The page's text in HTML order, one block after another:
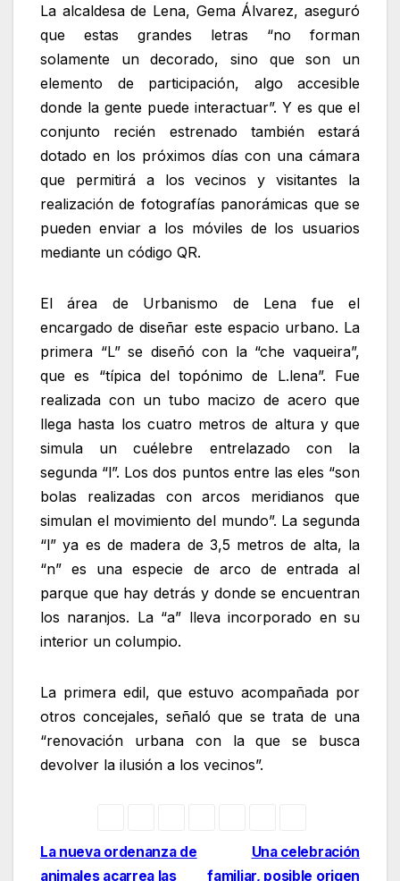
La alcaldesa de Lena, Gema Álvarez, aseguró
que estas grandes letras “no forman
solamente un decorado, sino que son un
elemento de participación, algo accesible
donde la gente puede interactuar”. Y es que el
conjunto recién estrenado también estará
dotado en los próximos días con una cámara
que permitirá a los vecinos y visitantes la
realización de fotografías panorámicas que se
pueden enviar a los móviles de los usuarios
mediante un código QR.
El área de Urbanismo de Lena fue el
encargado de diseñar este espacio urbano. La
primera “L” se diseñó con la “che vaqueira”,
que es “típica del topónimo de L.lena”. Fue
realizada con un tubo macizo de acero que
llega hasta los cuatro metros de altura y que
simula un cuélebre entrelazado con la
segunda “l”. Los dos puntos entre las eles “son
bolas realizadas con arcos meridianos que
simulan el movimiento del mundo”. La segunda
“l” ya es de madera de 3,5 metros de alta, la
“n” es una especie de arco de entrada al
parque que hay detrás y donde se encuentran
los naranjos. La “a” lleva incorporado en su
interior un columpio.
La primera edil, que estuvo acompañada por
otros concejales, señaló que se trata de una
“renovación urbana con la que se busca
devolver la ilusión a los vecinos”.
Navegación
Una celebración
familiar, posible origen
La nueva ordenanza de
animales acarrea las